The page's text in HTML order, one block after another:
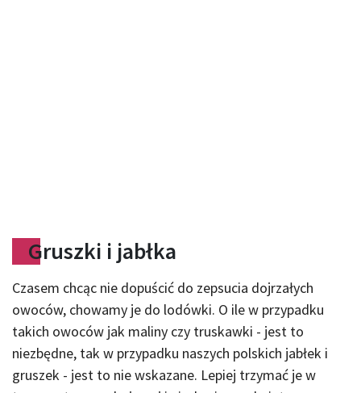
Gruszki i jabłka
Czasem chcąc nie dopuścić do zepsucia dojrzałych
owoców, chowamy je do lodówki. O ile w przypadku
takich owoców jak maliny czy truskawki - jest to
niezbędne, tak w przypadku naszych polskich jabłek i
gruszek - jest to nie wskazane. Lepiej trzymać je w